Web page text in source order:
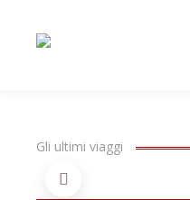
Gli ultimi viaggi